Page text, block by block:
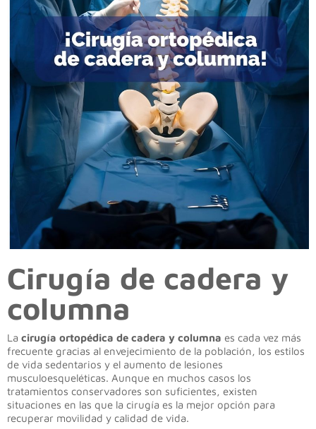
Cirugía de cadera y
columna
La cirugía ortopédica de cadera y columna es cada vez más
frecuente gracias al envejecimiento de la población, los estilos
de vida sedentarios y el aumento de lesiones
musculoesqueléticas. Aunque en muchos casos los
tratamientos conservadores son suficientes, existen
situaciones en las que la cirugía es la mejor opción para
recuperar movilidad y calidad de vida.